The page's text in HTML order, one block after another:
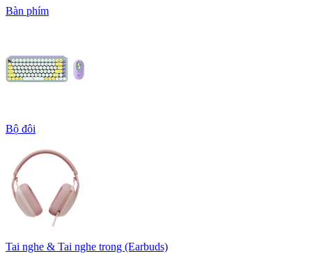
Bàn phím
Bộ đôi
Tai nghe & Tai nghe trong (Earbuds)